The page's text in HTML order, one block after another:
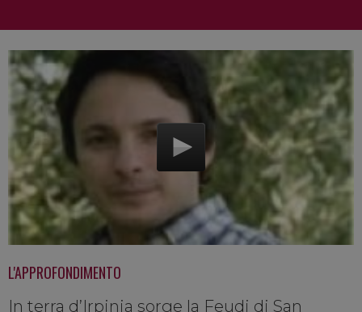
L'APPROFONDIMENTO
In terra d’Irpinia sorge la Feudi di San